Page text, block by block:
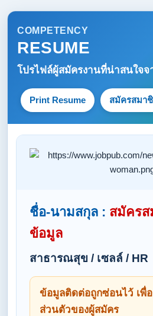
COMPETENCY
RESUME
โปรไฟล์ผู้สมัครงานที่น่าสนใจจ
Print Resume สมัครสมา
ชื่อ-นามสกุล : สมัครส
ข้อมูล
สาธารณสุข / เซลล์ / HR
ข้อมูลติดต่อถูกซ่อนไว้ เพื่
ส่วนตัวของผู้สมัคร